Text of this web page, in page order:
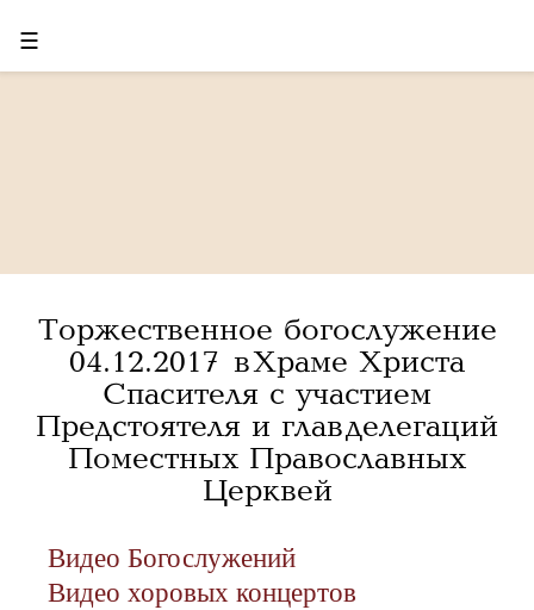
☰
Торжественное богослужение
04.12.2017 в Храме Христа
Спасителя с участием
Предстоятеля и глав делегаций
Поместных Православных
Церквей
Видео Богослужений
Видео хоровых концертов